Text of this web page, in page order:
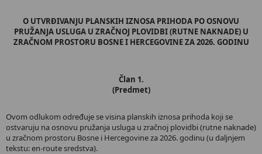
O UTVRĐIVANJU PLANSKIH IZNOSA PRIHODA PO OSNOVU
PRUŽANJA USLUGA U ZRAČNOJ PLOVIDBI (RUTNE NAKNADE) U
ZRAČNOM PROSTORU BOSNE I HERCEGOVINE ZA 2026. GODINU
Član 1.
(Predmet)
Ovom odlukom određuje se visina planskih iznosa prihoda koji se
ostvaruju na osnovu pružanja usluga u zračnoj plovidbi (rutne naknade)
u zračnom prostoru Bosne i Hercegovine za 2026. godinu (u daljnjem
tekstu: en-route sredstva).